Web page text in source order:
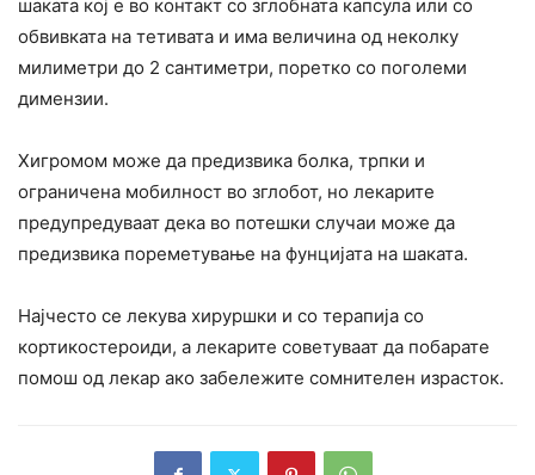
шаката кој е во контакт со зглобната капсула или со
обвивката на тетивата и има величина од неколку
милиметри до 2 сантиметри, поретко со поголеми
димензии.
Хигромом може да предизвика болка, трпки и
ограничена мобилност во зглобот, но лекарите
предупредуваат дека во потешки случаи може да
предизвика пореметување на фунцијата на шаката.
Најчесто се лекува хируршки и со терапија со
кортикостероиди, а лекарите советуваат да побарате
помош од лекар ако забележите сомнителен израсток.